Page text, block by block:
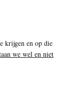
krijgen en op die
we wel en niet